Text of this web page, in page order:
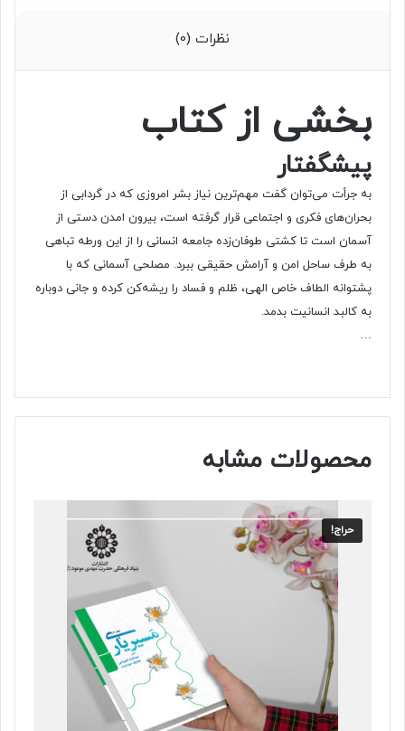
نظرات (0)
بخشی از کتاب
پیشگفتار
به جرأت می‌توان گفت مهم‌ترین نیاز بشر امروزی که در گردابی از
بحران‌های فکری و اجتماعی قرار گرفته است، بیرون امدن دستی از
آسمان است تا کشتی طوفان‌زده جامعه انسانی را از این ورطه تباهی
به طرف ساحل امن و آرامش حقیقی ببرد. مصلحی آسمانی که با
پشتوانه الطاف خاص الهی، ظلم و فساد را ریشه‌کن کرده و جانی دوباره
به کالبد انسانیت بدمد.
…
محصولات مشابه
حراج!